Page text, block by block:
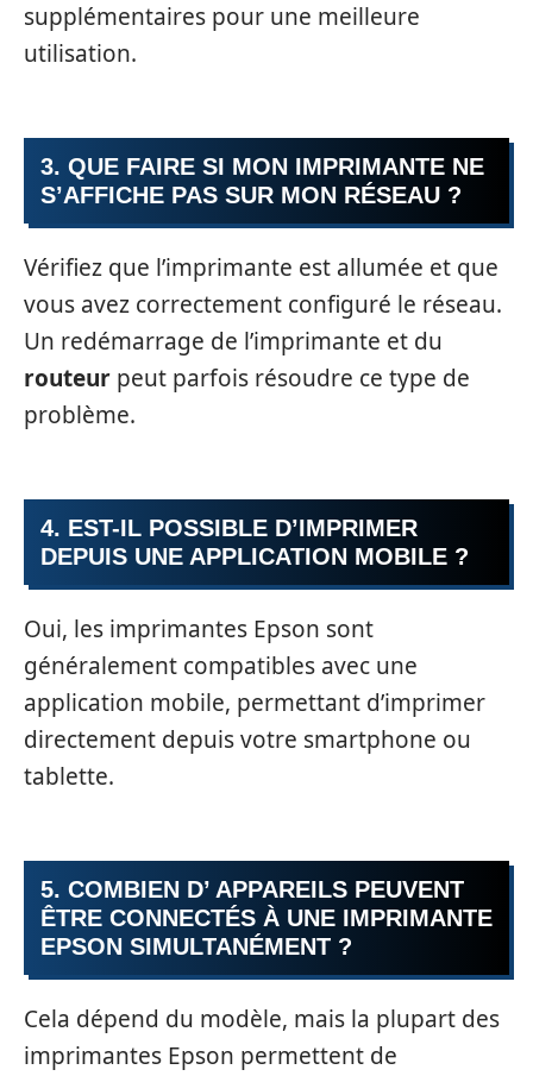
supplémentaires pour une meilleure
utilisation.
3. QUE FAIRE SI MON IMPRIMANTE NE
S’AFFICHE PAS SUR MON RÉSEAU ?
Vérifiez que l’imprimante est allumée et que
vous avez correctement configuré le réseau.
Un redémarrage de l’imprimante et du
routeur peut parfois résoudre ce type de
problème.
4. EST-IL POSSIBLE D’IMPRIMER
DEPUIS UNE APPLICATION MOBILE ?
Oui, les imprimantes Epson sont
généralement compatibles avec une
application mobile, permettant d’imprimer
directement depuis votre smartphone ou
tablette.
5. COMBIEN D’ APPAREILS PEUVENT
ÊTRE CONNECTÉS À UNE IMPRIMANTE
EPSON SIMULTANÉMENT ?
Cela dépend du modèle, mais la plupart des
imprimantes Epson permettent de